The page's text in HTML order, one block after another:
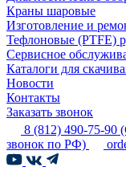
Краны шаровые
Изготовление и
Тефлоновые (PTFE)
Сервисное
Каталоги для
Новости
Контакты
Заказать звонок
8 (812) 490-75-90
звонок по РФ)